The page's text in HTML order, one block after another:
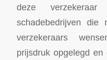
deze
schadebedrijven
verzekeraars
prijsdruk opgelegd